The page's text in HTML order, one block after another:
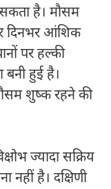
है। मौसम
दिनभर आंशिक
पर हल्की
बनी हुई है।
शुष्क रहने की
ज्यादा सक्रिय
नहीं है। दक्षिणी